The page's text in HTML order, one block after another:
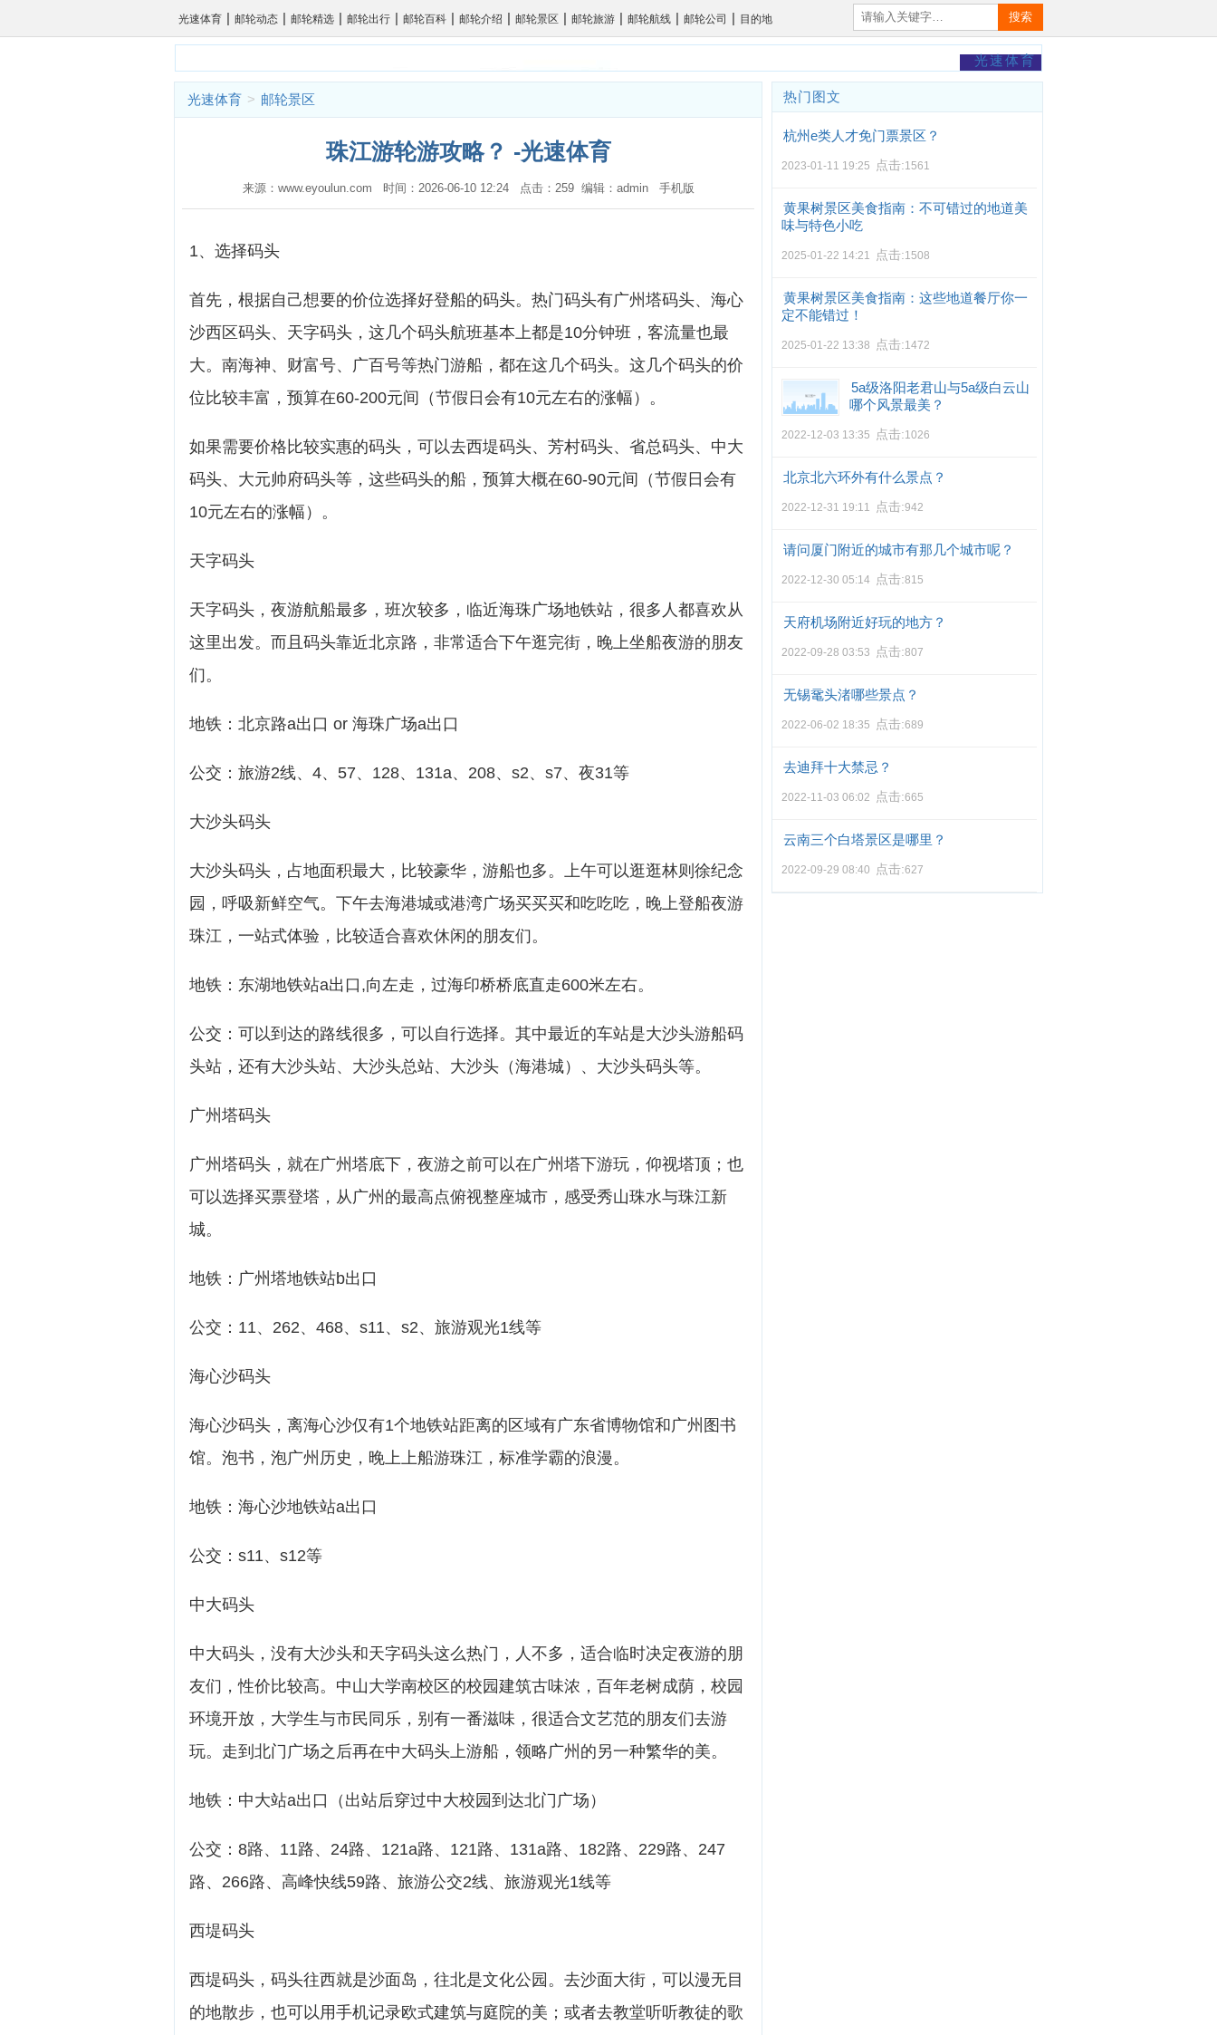
光速体育 | 邮轮动态 | 邮轮精选 | 邮轮出行 | 邮轮百科 | 邮轮介绍 | 邮轮景区 | 邮轮旅游 | 邮轮航线 | 邮轮公司 | 目的地 搜索
光速体育
光速体育 > 邮轮景区
珠江游轮游攻略？ -光速体育
来源：www.eyoulun.com 时间：2026-06-10 12:24 点击：259 编辑：admin 手机版
1、选择码头
首先，根据自己想要的价位选择好登船的码头。热门码头有广州塔码头、海心
沙西区码头、天字码头，这几个码头航班基本上都是10分钟班，客流量也最
大。南海神、财富号、广百号等热门游船，都在这几个码头。这几个码头的价
位比较丰富，预算在60-200元间（节假日会有10元左右的涨幅）。
如果需要价格比较实惠的码头，可以去西堤码头、芳村码头、省总码头、中大
码头、大元帅府码头等，这些码头的船，预算大概在60-90元间（节假日会有
10元左右的涨幅）。
天字码头
天字码头，夜游航船最多，班次较多，临近海珠广场地铁站，很多人都喜欢从
这里出发。而且码头靠近北京路，非常适合下午逛完街，晚上坐船夜游的朋友
们。
地铁：北京路a出口 or 海珠广场a出口
公交：旅游2线、4、57、128、131a、208、s2、s7、夜31等
大沙头码头
大沙头码头，占地面积最大，比较豪华，游船也多。上午可以逛逛林则徐纪念
园，呼吸新鲜空气。下午去海港城或港湾广场买买买和吃吃吃，晚上登船夜游
珠江，一站式体验，比较适合喜欢休闲的朋友们。
地铁：东湖地铁站a出口,向左走，过海印桥桥底直走600米左右。
公交：可以到达的路线很多，可以自行选择。其中最近的车站是大沙头游船码
头站，还有大沙头站、大沙头总站、大沙头（海港城）、大沙头码头等。
广州塔码头
广州塔码头，就在广州塔底下，夜游之前可以在广州塔下游玩，仰视塔顶；也
可以选择买票登塔，从广州的最高点俯视整座城市，感受秀山珠水与珠江新
城。
地铁：广州塔地铁站b出口
公交：11、262、468、s11、s2、旅游观光1线等
海心沙码头
海心沙码头，离海心沙仅有1个地铁站距离的区域有广东省博物馆和广州图书
馆。泡书，泡广州历史，晚上上船游珠江，标准学霸的浪漫。
地铁：海心沙地铁站a出口
公交：s11、s12等
中大码头
中大码头，没有大沙头和天字码头这么热门，人不多，适合临时决定夜游的朋
友们，性价比较高。中山大学南校区的校园建筑古味浓，百年老树成荫，校园
环境开放，大学生与市民同乐，别有一番滋味，很适合文艺范的朋友们去游
玩。走到北门广场之后再在中大码头上游船，领略广州的另一种繁华的美。
地铁：中大站a出口（出站后穿过中大校园到达北门广场）
公交：8路、11路、24路、121a路、121路、131a路、182路、229路、247
路、266路、高峰快线59路、旅游公交2线、旅游观光1线等
西堤码头
西堤码头，码头往西就是沙面岛，往北是文化公园。去沙面大街，可以漫无目
的地散步，也可以用手机记录欧式建筑与庭院的美；或者去教堂听听教徒的歌
热门图文
杭州e类人才免门票景区？
2023-01-11 19:25 点击:1561
黄果树景区美食指南：不可错过的地道美
味与特色小吃
2025-01-22 14:21 点击:1508
黄果树景区美食指南：这些地道餐厅你一
定不能错过！
2025-01-22 13:38 点击:1472
5a级洛阳老君山与5a级白云山
哪个风景最美？
2022-12-03 13:35 点击:1026
北京北六环外有什么景点？
2022-12-31 19:11 点击:942
请问厦门附近的城市有那几个城市呢？
2022-12-30 05:14 点击:815
天府机场附近好玩的地方？
2022-09-28 03:53 点击:807
无锡鼋头渚哪些景点？
2022-06-02 18:35 点击:689
去迪拜十大禁忌？
2022-11-03 06:02 点击:665
云南三个白塔景区是哪里？
2022-09-29 08:40 点击:627